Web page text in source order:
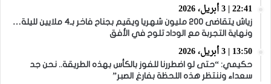
22:41 | 3 أبريل، 2026
زياش يتقاضى 200 مليون شهريا ويقيم بجناح فاخر بـ4 ملايين لليلة…
ونهاية التجربة مع الوداد تلوح في الأفق
13:50 | 3 أبريل، 2026
حكيمي: “حتى لو اضطررنا للفوز بالكأس بهذه الطريقة.. نحن جد
سعداء وننتظر هذه اللحظة بفارغ الصبر”